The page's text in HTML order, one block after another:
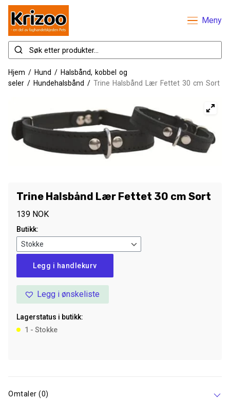
Meny
Hjem / Hund / Halsbånd, kobbel og
seler / Hundehalsbånd / Trine Halsbånd Lær Fettet 30 cm Sort
Trine Halsbånd Lær Fettet 30 cm Sort
139 NOK
Butikk:
Halsbånd
Lær
Fettet
cm
Sort
Legg i handlekurv
Legg i ønskeliste
Lagerstatus i butikk:
1 - Stokke
Omtaler (0)